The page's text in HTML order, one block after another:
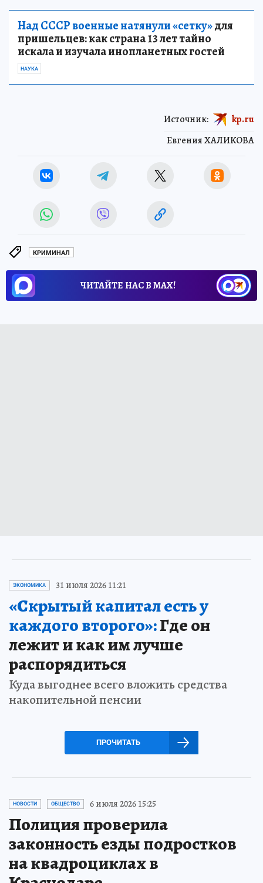
Над СССР военные натянули «сетку»для
пришельцев: как страна 13 лет тайно
искала и изучала инопланетных гостей
НАУКА
Евгения ХАЛИКОВА
Источник: kp.ru
КРИМИНАЛ
ЧИТАЙТЕ НАС В МАХ!
ЭКОНОМИКА 31 июля 2026 11:21
«Скрытый капитал есть у
каждого второго»:Где он
лежит и как им лучше
распорядиться
Куда выгоднее всего вложить средства
накопительной пенсии
ПРОЧИТАТЬ
НОВОСТИ ОБЩЕСТВО 6 июля 2026 15:25
Полиция проверила
законность езды подростков
на квадроциклах в